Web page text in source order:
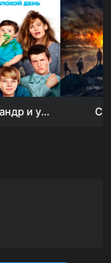
Александр и ужасный, кошмарный, нехороший, очень плохой день